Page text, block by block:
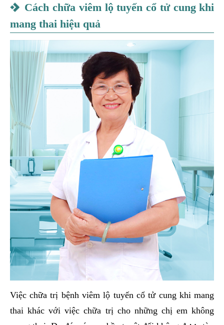
Cách chữa viêm lộ tuyến cổ tử cung khi
mang thai hiệu quả
Việc chữa trị bệnh viêm lộ tuyến cổ tử cung khi mang
thai khác với việc chữa trị cho những chị em không